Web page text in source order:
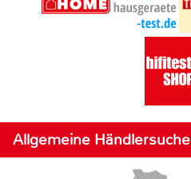
Allgemeine Händlersuche